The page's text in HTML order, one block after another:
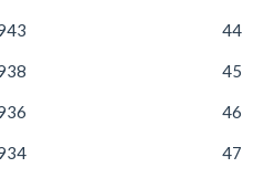
44
45
46
47